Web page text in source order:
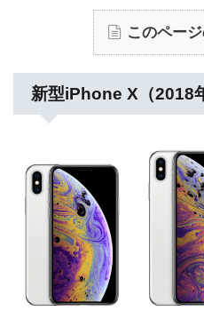
このペー
新型iPhone X（2018